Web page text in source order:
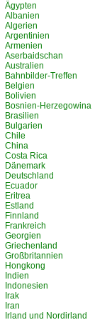
Ägypten
Albanien
Algerien
Argentinien
Armenien
Aserbaidschan
Australien
Bahnbilder-Treffen
Belgien
Bolivien
Bosnien-Herzegowina
Brasilien
Bulgarien
Chile
China
Costa Rica
Dänemark
Deutschland
Ecuador
Eritrea
Estland
Finnland
Frankreich
Georgien
Griechenland
Großbritannien
Hongkong
Indien
Indonesien
Irak
Iran
Irland und Nordirland